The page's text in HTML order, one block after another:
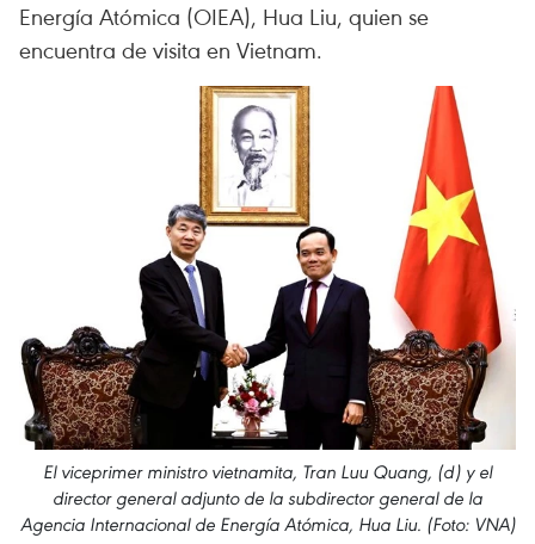
Energía Atómica (OIEA), Hua Liu, quien se
encuentra de visita en Vietnam.
El viceprimer ministro vietnamita, Tran Luu Quang, (d) y el
director general adjunto de la subdirector general de la
Agencia Internacional de Energía Atómica, Hua Liu. (Foto: VNA)